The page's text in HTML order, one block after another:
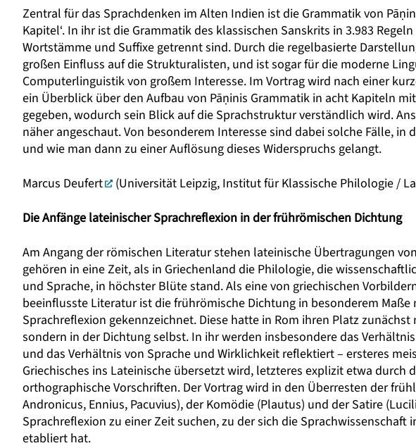
Zentral für das Sprachdenken im Alten Indien ist die Grammatik von
Kapitel‘. In ihr ist die Grammatik des klassischen Sanskrits in 3.983 Regeln
Wortstämme und Suffixe getrennt sind. Durch die regelbasierte
großen Einfluss auf die Strukturalisten, und ist sogar für die moderne
Computerlinguistik von großem Interesse. Im Vortrag wird nach einer
ein Überblick über den Aufbau von Pāṇinis Grammatik in acht Kapiteln
gegeben, wodurch sein Blick auf die Sprachstruktur verständlich wird.
näher angeschaut. Von besonderem Interesse sind dabei solche Fälle, in
und wie man dann zu einer Auflösung dieses Widerspruchs gelangt.
Marcus Deufert
(Universität Leipzig, Institut für Klassische Philologie /
Die Anfänge lateinischer Sprachreflexion in der frührömischen Dichtung
Am Angang der römischen Literatur stehen lateinische Übertragungen
gehören in eine Zeit, als in Griechenland die Philologie, die
und Sprache, in höchster Blüte stand. Als eine von griechischen
beeinflusste Literatur ist die frührömische Dichtung in besonderem
Sprachreflexion gekennzeichnet. Diese hatte in Rom ihren Platz
sondern in der Dichtung selbst. In ihr werden insbesondere das
und das Verhältnis von Sprache und Wirklichkeit reflektiert – ersteres
Griechisches ins Lateinische übersetzt wird, letzteres explizit etwa durch
orthographische Vorschriften. Der Vortrag wird in den Überresten der
Andronicus, Ennius, Pacuvius), der Komödie (Plautus) und der Satire
Sprachreflexion zu einer Zeit suchen, zu der sich die Sprachwissenschaft
etabliert hat.